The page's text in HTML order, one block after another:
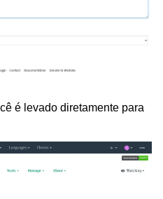
é levado diretamente para